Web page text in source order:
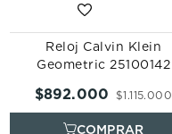
Reloj Calvin Klein
Geometric 25100142
$1 .115.000
$892.000